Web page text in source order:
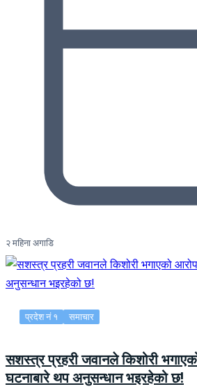
२ महिना अगाडि
प्रदेश नं १ समाचार
सशस्त्र प्रहरी जवानले किशोरी
घटनाबारे थप अनुसन्धान भइरहेको छ!